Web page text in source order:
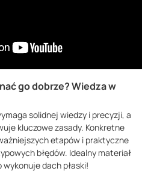
go dobrze? Wiedza w
solidnej wiedzy i precyzji, a
kluczowe zasady. Konkretne
etapów i praktyczne
błędów. Idealny materiał
dach płaski!